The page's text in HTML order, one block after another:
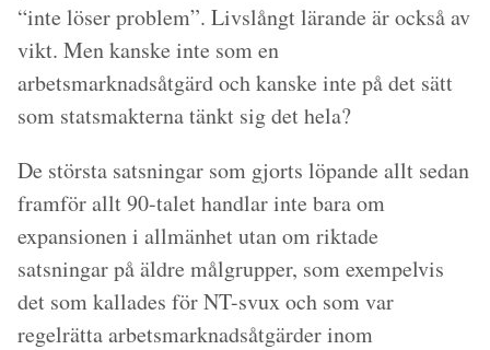
“inte löser problem”. Livslångt lärande är också av
vikt. Men kanske inte som en
arbetsmarknadsåtgärd och kanske inte på det sätt
som statsmakterna tänkt sig det hela?
De största satsningar som gjorts löpande allt sedan
framför allt 90-talet handlar inte bara om
expansionen i allmänhet utan om riktade
satsningar på äldre målgrupper, som exempelvis
det som kallades för NT-svux och som var
regelrätta arbetsmarknadsåtgärder inom